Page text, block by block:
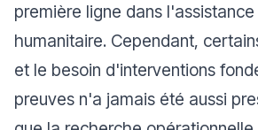
première ligne dans
humanitaire. Cependant,
et le besoin d'interventions
preuves n'a jamais été aussi